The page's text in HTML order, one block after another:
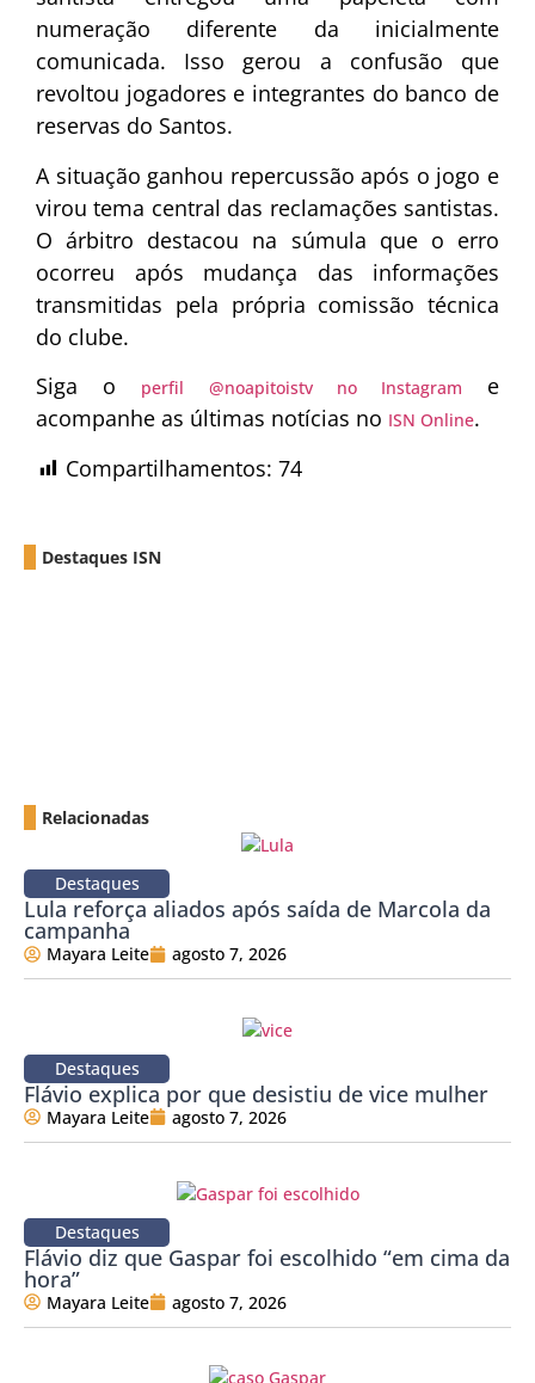
numeração diferente da inicialmente
comunicada. Isso gerou a confusão que
revoltou jogadores e integrantes do banco de
reservas do Santos.
A situação ganhou repercussão após o jogo e
virou tema central das reclamações santistas.
O árbitro destacou na súmula que o erro
ocorreu após mudança das informações
transmitidas pela própria comissão técnica
do clube.
Siga o
perfil @noapitoistv no Instagram
e
acompanhe as últimas notícias no ISN Online.
Compartilhamentos: 74
Destaques ISN
Relacionadas
Destaques
Lula reforça aliados após saída de Marcola da
campanha
Mayara Leite agosto 7, 2026
Destaques
Flávio explica por que desistiu de vice mulher
Mayara Leite agosto 7, 2026
Destaques
Flávio diz que Gaspar foi escolhido “em cima da
hora”
Mayara Leite agosto 7, 2026